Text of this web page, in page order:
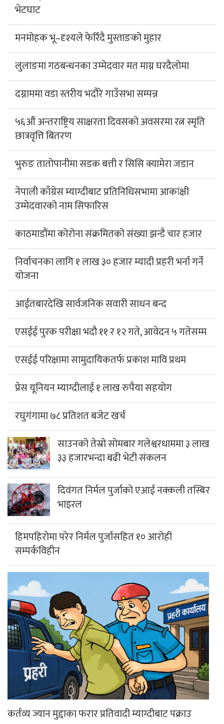
भेटघाट
मनमोहक भू–दृश्यले फेरिँदै मुस्ताङको मुहार
लुलाङमा गठबन्धनका उम्मेदवार मत माग्न घरदैलोमा
दग्नाममा वडा स्तरीय भदौरे गाउँसभा सम्पन्न
५६औं अन्तराष्ट्रिय साक्षरता दिवसको अवसरमा रत्न स्मृति
छात्रवृत्ति बितरण
भुरुङ तातोपानीमा सडक बत्ती र सिसि क्यामेरा जडान
नेपाली काँग्रेस म्याग्दीबाट प्रतिनिधिसभामा आकांक्षी
उम्मेदवारको नाम सिफारिस
काठमाडौंमा कोरोना संक्रमितको संख्या झन्डै चार हजार
निर्वाचनका लागि १ लाख ३० हजार म्यादी प्रहरी भर्ना गर्ने
योजना
आईतबारदेखि सार्वजनिक सवारी साधन बन्द
एसईई पुरक परीक्षा भदौ ११ र १२ गते, आवेदन ५ गतेसम्म
एसईई परिक्षामा सामुदायिकतर्फ प्रकाश मावि प्रथम
प्रेस यूनियन म्याग्दीलाई १ लाख रुपैया सहयोग
रघुगंगामा ७८ प्रतिशत बजेट खर्च
साउनको तेस्रो सोमबार गलेश्वरधाममा ३ लाख
३३ हजारभन्दा बढी भेटी संकलन
दिवंगत निर्मल पुर्जाको एआई नक्कली तस्बिर
भाइरल
हिमपहिरोमा परेर निर्मल पुर्जासहित १० आरोही
सम्पर्कविहीन
कर्तव्य ज्यान मुद्दाका फरार प्रतिवादी म्याग्दीबाट पक्राउ